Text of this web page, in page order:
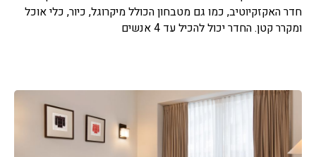
חדר האקזקיוטיב, כמו גם מטבחון הכולל מיקרוגל, כיור, כלי אוכל
ומקרר קטן. החדר יכול להכיל עד 4 אנשים